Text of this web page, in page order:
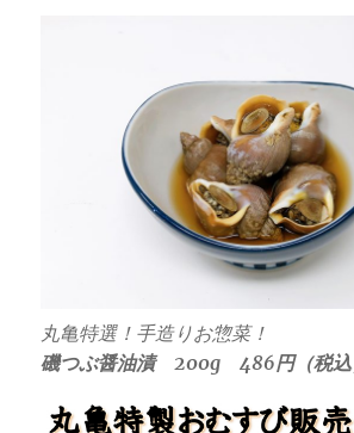
丸亀特選！手造りお惣菜！
磯つぶ醤油漬 200g 486円（税込